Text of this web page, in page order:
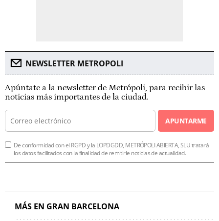
NEWSLETTER METROPOLI
Apúntate a la newsletter de Metrópoli, para recibir las
noticias más importantes de la ciudad.
APUNTARME
De conformidad con el RGPD y la LOPDGDD, METRÓPOLI ABIERTA, SLU tratará
los datos facilitados con la finalidad de remitirle noticias de actualidad.
MÁS EN GRAN BARCELONA